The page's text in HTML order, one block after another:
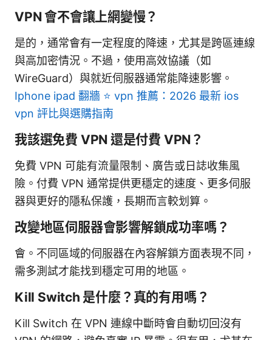
VPN 會不會讓上網變慢？
是的，通常會有一定程度的降速，尤其是跨區連線
與高加密情況。不過，使用高效協議（如
WireGuard）與就近伺服器通常能降速影響。
Iphone ipad 翻牆 ⭐ vpn 推薦：2026 最新 ios
vpn 評比與選購指南
我該選免費 VPN 還是付費 VPN？
免費 VPN 可能有流量限制、廣告或日誌收集風
險。付費 VPN 通常提供更穩定的速度、更多伺服
器與更好的隱私保護，長期而言較划算。
改變地區伺服器會影響解鎖成功率嗎？
會。不同區域的伺服器在內容解鎖方面表現不同，
需多測試才能找到穩定可用的地區。
Kill Switch 是什麼？真的有用嗎？
Kill Switch 在 VPN 連線中斷時會自動切回沒有